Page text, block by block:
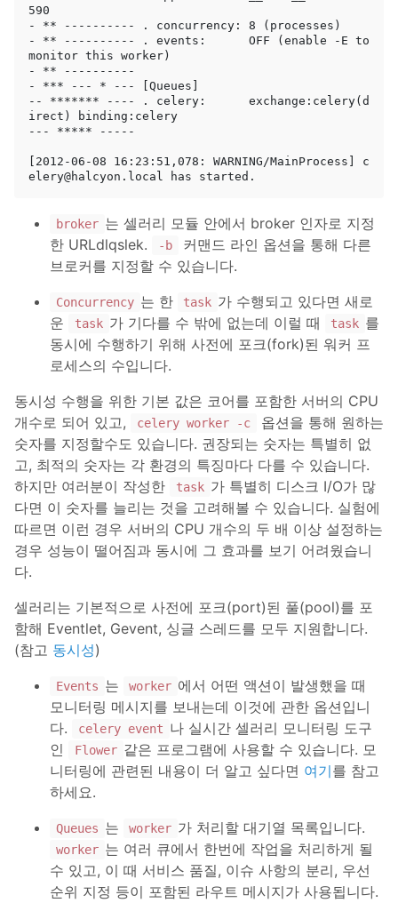
590
- ** ---------- . concurrency: 8 (processes)
- ** ---------- . events:      OFF (enable -E to
monitor this worker)
- ** ----------
- *** --- * --- [Queues]
-- ******* ---- . celery:      exchange:celery(d
irect) binding:celery
--- ***** -----
[2012-06-08 16:23:51,078: WARNING/MainProcess] c
broker 는 셀러리 모듈 안에서 broker 인자로 지정
한 URLdlqslek.
-b
커맨드 라인 옵션을 통해 다른
브로커를 지정할 수 있습니다.
Concurrency 는 한 task 가 수행되고 있다면 새로
운
task 가 기다를 수 밖에 없는데 이럴 때 task 를
동시에 수행하기 위해 사전에 포크(fork)된 워커 프
로세스의 수입니다.
동시성 수행을 위한 기본 값은 코어를 포함한 서버의 CPU
개수로 되어 있고,
celery worker -c
옵션을 통해 원하는
숫자를 지정할수도 있습니다. 권장되는 숫자는 특별히 없
고, 최적의 숫자는 각 환경의 특징마다 다를 수 있습니다.
하지만 여러분이 작성한
task 가 특별히 디스크 I/O가 많
다면 이 숫자를 늘리는 것을 고려해볼 수 있습니다. 실험에
따르면 이런 경우 서버의 CPU 개수의 두 배 이상 설정하는
경우 성능이 떨어짐과 동시에 그 효과를 보기 어려웠습니
다.
셀러리는 기본적으로 사전에 포크(port)된 풀(pool)를 포
함해 Eventlet, Gevent, 싱글 스레드를 모두 지원합니다.
(참고 동시성)
Events 는 worker 에서 어떤 액션이 발생했을 때
모니터링 메시지를 보내는데 이것에 관한 옵션입니
다.
celery event 나 실시간 셀러리 모니터링 도구
인
Flower 같은 프로그램에 사용할 수 있습니다. 모
니터링에 관련된 내용이 더 알고 싶다면 여기를 참고
하세요.
Queues 는 worker 가 처리할 대기열 목록입니다.
worker 는 여러 큐에서 한번에 작업을 처리하게 될
수 있고, 이 때 서비스 품질, 이슈 사항의 분리, 우선
순위 지정 등이 포함된 라우트 메시지가 사용됩니다.